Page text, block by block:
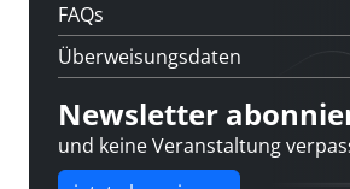
FAQs
Überweisungsdaten
Newsletter
und keine Veranstaltung